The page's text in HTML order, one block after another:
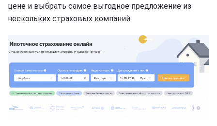
цене и выбрать самое выгодное предложение из
нескольких страховых компаний.